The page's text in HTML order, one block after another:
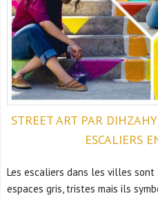
STREET ART PAR
ESCALIERS
Les escaliers dans les villes sont
espaces gris, tristes mais ils